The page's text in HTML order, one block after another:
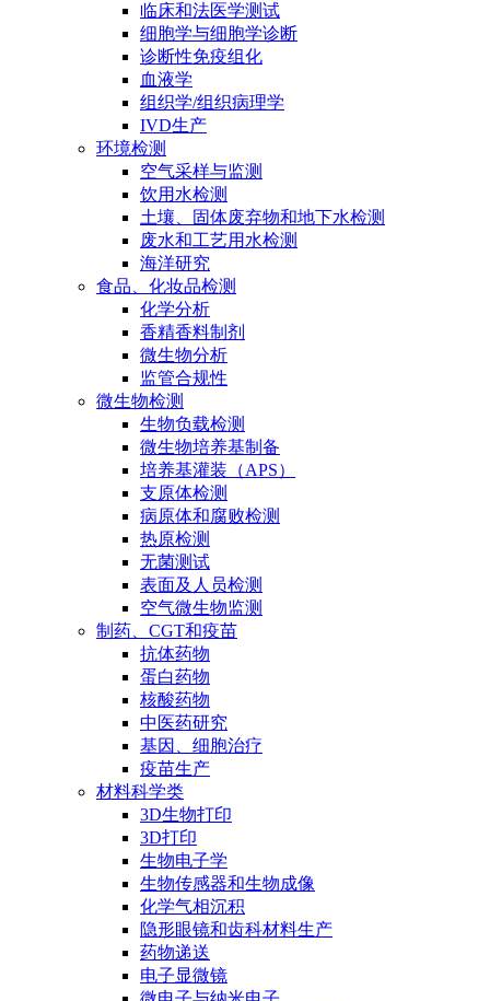
临床和法医学测试
细胞学与细胞学诊断
诊断性免疫组化
血液学
组织学/组织病理学
IVD生产
环境检测
空气采样与监测
饮用水检测
土壤、固体废弃物和地下水检测
废水和工艺用水检测
海洋研究
食品、化妆品检测
化学分析
香精香料制剂
微生物分析
监管合规性
微生物检测
生物负载检测
微生物培养基制备
培养基灌装（APS）
支原体检测
病原体和腐败检测
热原检测
无菌测试
表面及人员检测
空气微生物监测
制药、CGT和疫苗
抗体药物
蛋白药物
核酸药物
中医药研究
基因、细胞治疗
疫苗生产
材料科学类
3D生物打印
3D打印
生物电子学
生物传感器和生物成像
化学气相沉积
隐形眼镜和齿科材料生产
药物递送
电子显微镜